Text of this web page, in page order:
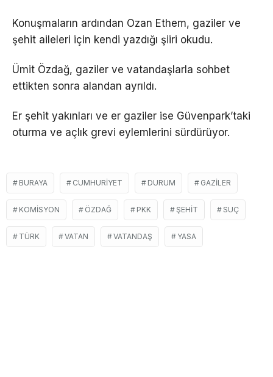
Konuşmaların ardından Ozan Ethem, gaziler ve
şehit aileleri için kendi yazdığı şiiri okudu.
Ümit Özdağ, gaziler ve vatandaşlarla sohbet
ettikten sonra alandan ayrıldı.
Er şehit yakınları ve er gaziler ise Güvenpark’taki
oturma ve açlık grevi eylemlerini sürdürüyor.
BURAYA CUMHURIYET DURUM GAZILER
KOMISYON ÖZDAĞ PKK ŞEHIT SUÇ
TÜRK VATAN VATANDAŞ YASA